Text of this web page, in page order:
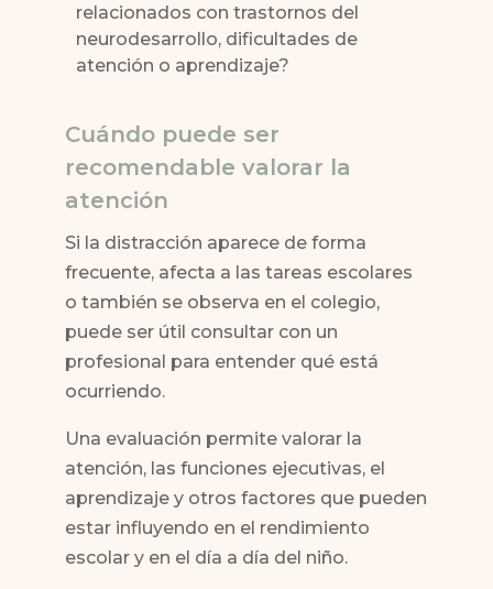
relacionados con trastornos del
neurodesarrollo, dificultades de
atención o aprendizaje?
Cuándo puede ser
recomendable valorar la
atención
Si la distracción aparece de forma
frecuente, afecta a las tareas escolares
o también se observa en el colegio,
puede ser útil consultar con un
profesional para entender qué está
ocurriendo.
Una evaluación permite valorar la
atención, las funciones ejecutivas, el
aprendizaje y otros factores que pueden
estar influyendo en el rendimiento
escolar y en el día a día del niño.